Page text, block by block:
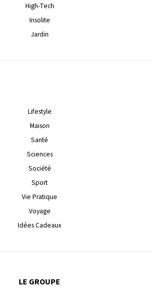
High-Tech
Insolite
Jardin
Lifestyle
Maison
Santé
Sciences
Société
Sport
Vie Pratique
Voyage
Idées Cadeaux
LE GROUPE